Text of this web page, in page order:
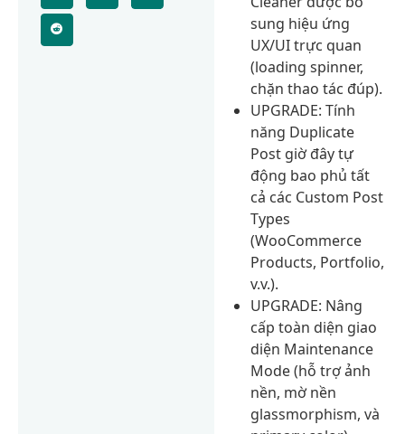
sung hiệu ứng
UX/UI trực quan
(loading spinner,
chặn thao tác đúp).
UPGRADE: Tính
năng Duplicate
Post giờ đây tự
động bao phủ tất
cả các Custom Post
Types
(WooCommerce
Products, Portfolio,
v.v.).
UPGRADE: Nâng
cấp toàn diện giao
diện Maintenance
Mode (hỗ trợ ảnh
nền, mờ nền
glassmorphism, và